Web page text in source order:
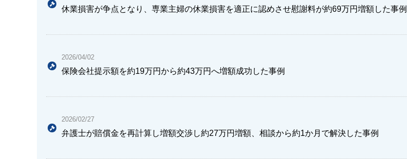
休業損害が争点となり、専業主婦の休業損害を適正に認めさせ慰謝料が約69万円増額した事例
2026/04/02
保険会社提示額を約19万円から約43万円へ増額成功した事例
2026/02/27
弁護士が賠償金を再計算し増額交渉し約27万円増額、相談から約1か月で解決した事例